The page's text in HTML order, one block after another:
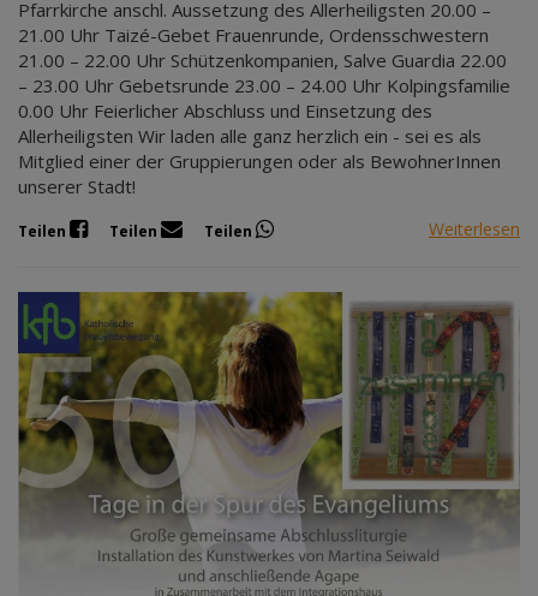
Pfarrkirche anschl. Aussetzung des Allerheiligsten 20.00 –
21.00 Uhr Taizé-Gebet Frauenrunde, Ordensschwestern
21.00 – 22.00 Uhr Schützenkompanien, Salve Guardia 22.00
– 23.00 Uhr Gebetsrunde 23.00 – 24.00 Uhr Kolpingsfamilie
0.00 Uhr Feierlicher Abschluss und Einsetzung des
Allerheiligsten Wir laden alle ganz herzlich ein - sei es als
Mitglied einer der Gruppierungen oder als BewohnerInnen
unserer Stadt!
Teilen Teilen Teilen Weiterlesen